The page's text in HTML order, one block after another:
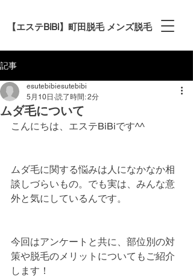
【エステBiBi】町田脱毛 メンズ脱毛
記事
ムダ毛について
esutebibiesutebibi
5月10日 読了時間: 2分
こんにちは、エステBiBiです^^
ムダ毛に関する悩みは人になかなか相
談しづらいもの。でも実は、みんな意
外と気にしているんです。
今回はアンケートと共に、部位別の対
策や脱毛のメリットについてもご紹介
します！